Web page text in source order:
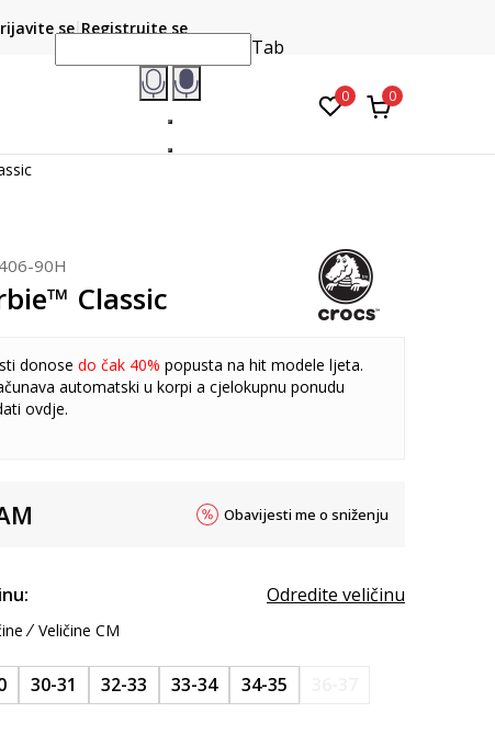
PLAĆANJE NA RATE
do 6 mjesečnih rata bez kamatePogledaj više
se Registrujte se
Tab
0 0
90H
Classic
donose do čak 40% popusta na hit modele ljeta.
automatski u korpi a cjelokupnu ponudu
ovdje.
Obavijesti me o sniženju
Odredite veličinu
Veličine CM
30-31 32-33 33-34 34-35